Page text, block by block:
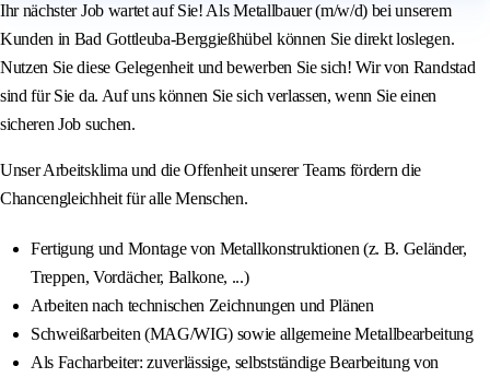
Ihr nächster Job wartet auf Sie! Als Metallbauer (m/w/d) bei unserem
Kunden in Bad Gottleuba-Berggießhübel können Sie direkt loslegen.
Nutzen Sie diese Gelegenheit und bewerben Sie sich! Wir von Randstad
sind für Sie da. Auf uns können Sie sich verlassen, wenn Sie einen
sicheren Job suchen.
Unser Arbeitsklima und die Offenheit unserer Teams fördern die
Chancengleichheit für alle Menschen.
Fertigung und Montage von Metallkonstruktionen (z. B. Geländer,
Treppen, Vordächer, Balkone, ...)
Arbeiten nach technischen Zeichnungen und Plänen
Schweißarbeiten (MAG/WIG) sowie allgemeine Metallbearbeitung
Als Facharbeiter: zuverlässige, selbstständige Bearbeitung von